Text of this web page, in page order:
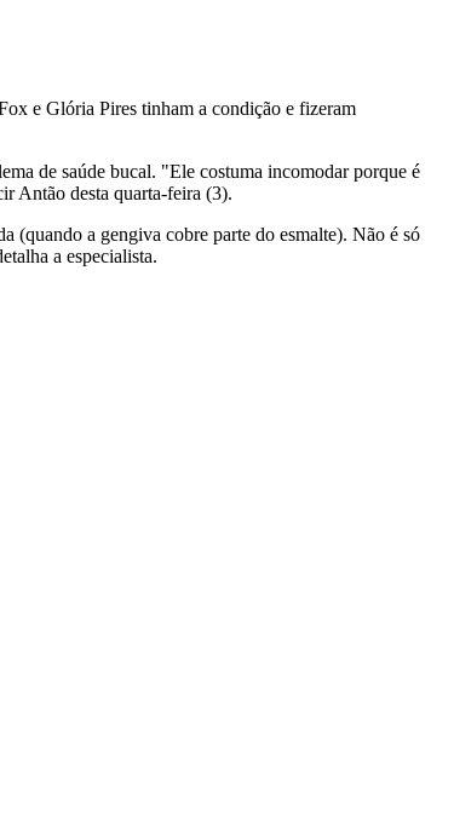
e Glória Pires tinham a condição e fizeram
de saúde bucal. "Ele costuma incomodar porque é
Antão desta quarta-feira (3).
(quando a gengiva cobre parte do esmalte). Não é só
a especialista.